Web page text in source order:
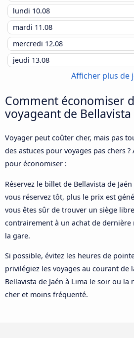
lundi 10.08
mardi 11.08
mercredi 12.08
jeudi 13.08
Afficher plus de
Comment économiser
voyageant de Bellavista
Voyager peut coûter cher, mais pas
des astuces pour voyages pas chers ?
pour économiser :
Réservez le billet de Bellavista de
vous réservez tôt, plus le prix est
vous êtes sûr de trouver un siège
contrairement à un achat de
la gare.
Si possible, évitez les heures de
privilégiez les voyages au courant de
Bellavista de Jaén à Lima le soir ou
cher et moins fréquenté.